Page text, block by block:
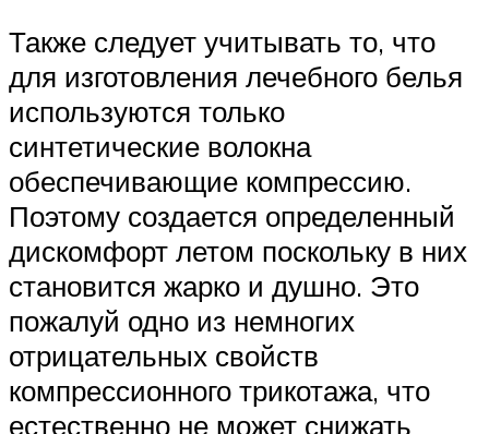
Также следует учитывать то, что
для изготовления лечебного белья
используются только
синтетические волокна
обеспечивающие компрессию.
Поэтому создается определенный
дискомфорт летом поскольку в них
становится жарко и душно. Это
пожалуй одно из немногих
отрицательных свойств
компрессионного трикотажа, что
естественно не может снижать